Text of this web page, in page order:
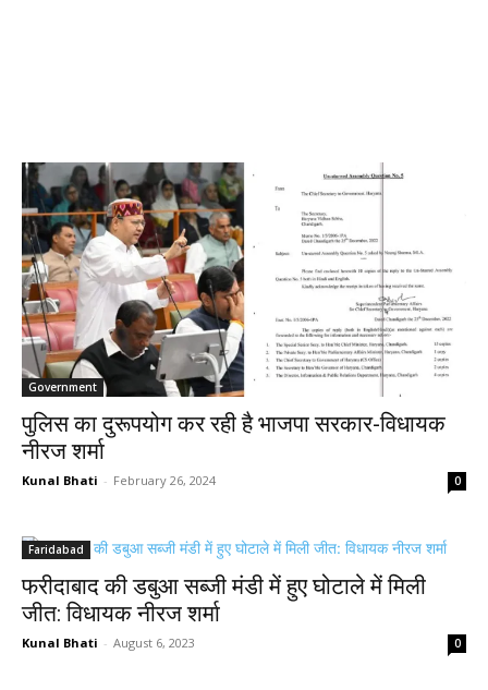
Government
पुलिस का दुरूपयोग कर रही है भाजपा सरकार-विधायक
नीरज शर्मा
Kunal Bhati - February 26, 2024 0
Faridabad
फरीदाबाद की डबुआ सब्जी मंडी में हुए घोटाले में मिली
जीत: विधायक नीरज शर्मा
Kunal Bhati - August 6, 2023 0